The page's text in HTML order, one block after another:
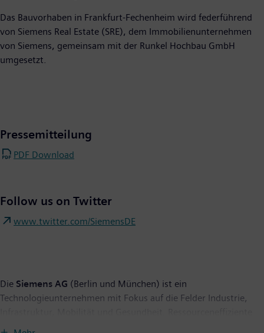
Das Bauvorhaben in Frankfurt-Fechenheim wird federführend
von Siemens Real Estate (SRE), dem Immobilienunternehmen
von Siemens, gemeinsam mit der Runkel Hochbau GmbH
umgesetzt.
Pressemitteilung
PDF Download
Follow us on Twitter
www.twitter.com/SiemensDE
Die Siemens AG (Berlin und München) ist ein
Technologieunternehmen mit Fokus auf die Felder Industrie,